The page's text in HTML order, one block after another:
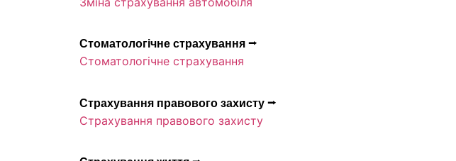
Стоматологічне страхування ⭢
Стоматологічне страхування
Страхування правового захисту ⭢
Страхування правового захисту